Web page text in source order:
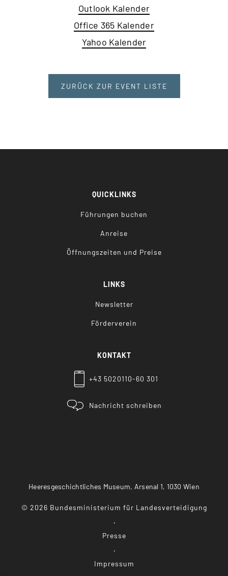
Outlook Kalender
Office 365 Kalender
Yahoo Kalender
ZURÜCK ZUR EVENT LISTE
QUICKLINKS
Führungen buchen
Anreise
Öffnungszeiten und Preise
LINKS
Newsletter
Förderverein
KONTAKT
+43 5020110-60 301
Nachricht schreiben
Heeresgeschichtliches Museum, Arsenal 1, 1030 Wien
© 2026 Bundesministerium für Landesverteidigung
Presse
Impressum